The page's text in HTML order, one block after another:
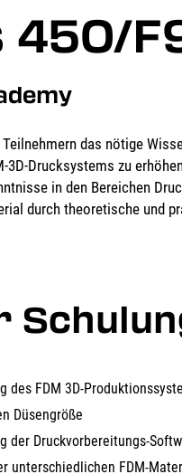
450/
das nötige
3D-Drucksystems zu
in den Bereichen
durch theoretische und
des FDM 3D-
Düsengröße
der Druckvorbereitungs-
unterschiedlichen FDM-